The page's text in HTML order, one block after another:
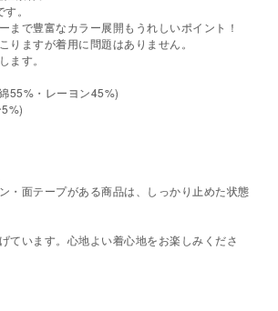
。
まで豊富なカラー展開もうれしいポイント！
ますが着用に問題はありません。
ます。
55%・レーヨン45%)
・面テープがある商品は、しっかり止めた状態
ています。心地よい着心地をお楽しみくださ